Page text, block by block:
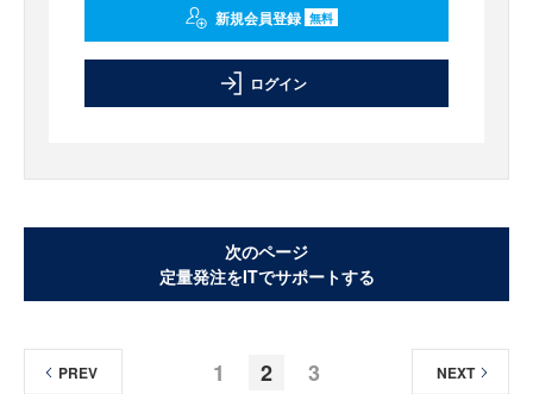
新規会員登録 無料
ログイン
次のページ
定量発注をITでサポートする
1 2 3
PREV NEXT